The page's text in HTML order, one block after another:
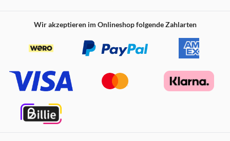
Eins, Zwei, Drei
Lieblingsstern
Lalelilalu
Kleines Licht
Wir akzeptieren im Onlineshop folgende Zahlarten